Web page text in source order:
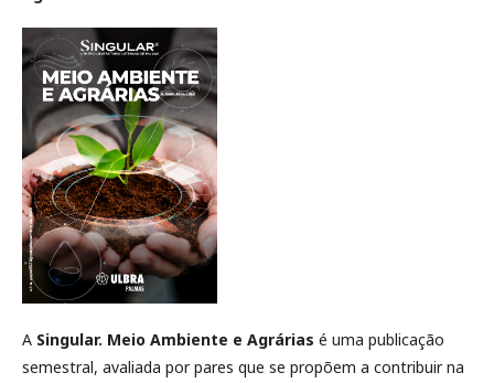
A Singular. Meio Ambiente e Agrárias é uma publicação
semestral, avaliada por pares que se propõem a contribuir na